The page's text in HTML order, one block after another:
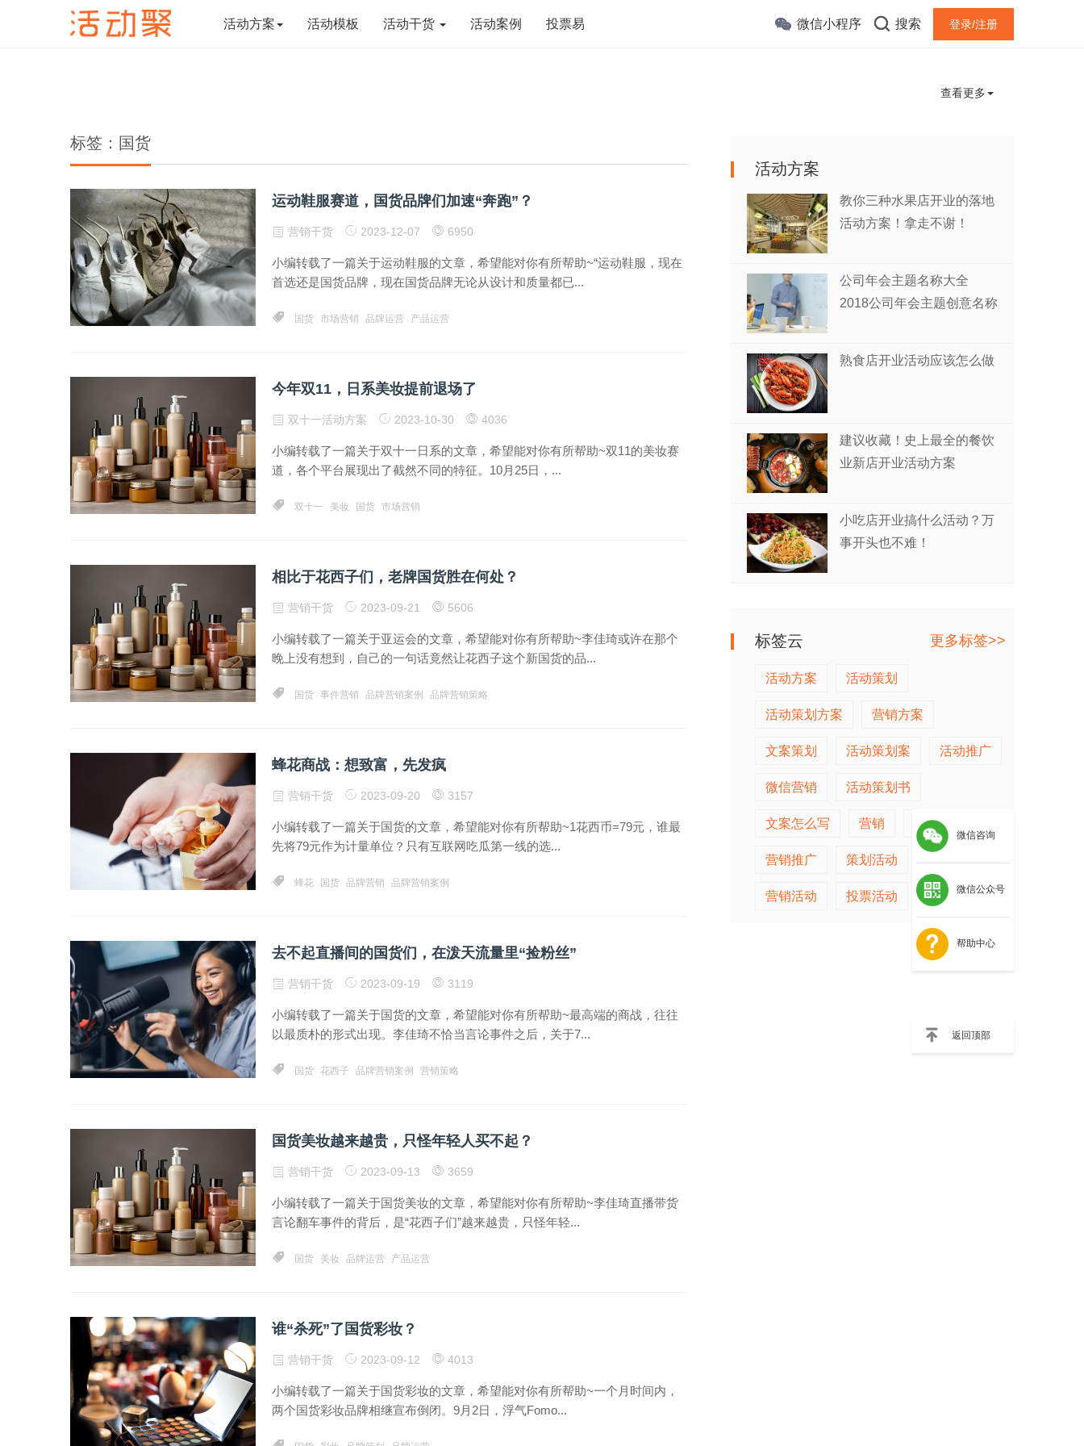
活动方案 活动模板 活动干货 活动案例 投票易 微信小程序 搜索 登录/注册
查看更多
标签：国货
运动鞋服赛道，国货品牌们加速“奔跑”？
营销干货 2023-12-07 6950
小编转载了一篇关于运动鞋服的文章，希望能对你有所帮助~“运动鞋服，现在
首选还是国货品牌，现在国货品牌无论从设计和质量都已...
国货 市场营销 品牌运营 产品运营
今年双11，日系美妆提前退场了
双十一活动方案 2023-10-30 4036
小编转载了一篇关于双十一日系的文章，希望能对你有所帮助~双11的美妆赛
道，各个平台展现出了截然不同的特征。10月25日，...
双十一 美妆 国货 市场营销
相比于花西子们，老牌国货胜在何处？
营销干货 2023-09-21 5606
小编转载了一篇关于亚运会的文章，希望能对你有所帮助~李佳琦或许在那个
晚上没有想到，自己的一句话竟然让花西子这个新国货的品...
国货 事件营销 品牌营销案例 品牌营销策略
蜂花商战：想致富，先发疯
营销干货 2023-09-20 3157
小编转载了一篇关于国货的文章，希望能对你有所帮助~1花西币=79元，谁最
先将79元作为计量单位？只有互联网吃瓜第一线的选...
蜂花 国货 品牌营销 品牌营销案例
去不起直播间的国货们，在泼天流量里“捡粉丝”
营销干货 2023-09-19 3119
小编转载了一篇关于国货的文章，希望能对你有所帮助~最高端的商战，往往
以最质朴的形式出现。李佳琦不恰当言论事件之后，关于7...
国货 花西子 品牌营销案例 营销策略
国货美妆越来越贵，只怪年轻人买不起？
营销干货 2023-09-13 3659
小编转载了一篇关于国货美妆的文章，希望能对你有所帮助~李佳琦直播带货
言论翻车事件的背后，是“花西子们”越来越贵，只怪年轻...
国货 美妆 品牌运营 产品运营
谁“杀死”了国货彩妆？
营销干货 2023-09-12 4013
小编转载了一篇关于国货彩妆的文章，希望能对你有所帮助~一个月时间内，
两个国货彩妆品牌相继宣布倒闭。9月2日，浮气Fomo...
活动方案
教你三种水果店开业的落地
活动方案！拿走不谢！
公司年会主题名称大全
2018公司年会主题创意名称
熟食店开业活动应该怎么做
建议收藏！史上最全的餐饮
业新店开业活动方案
小吃店开业搞什么活动？万
事开头也不难！
标签云 更多标签>>
活动方案 活动策划
活动策划方案 营销方案
文案策划 活动策划案 活动推广
微信营销 活动策划书
文案怎么写 营销 营销策划
营销推广 策划活动 活动营销
营销活动 投票活动 策划推广
微信咨询
微信公众号
帮助中心
返回顶部